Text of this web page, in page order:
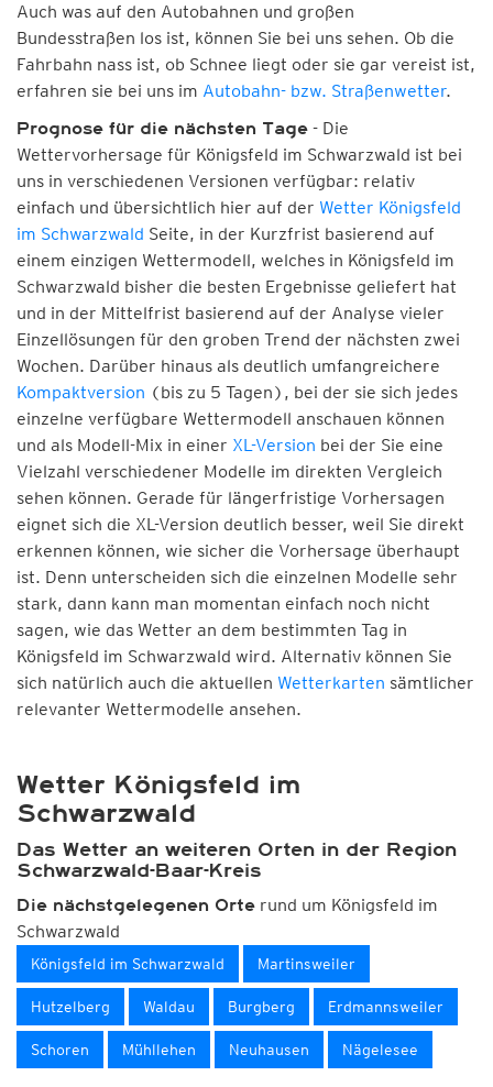
Auch was auf den Autobahnen und großen
Bundesstraßen los ist, können Sie bei uns sehen. Ob die
Fahrbahn nass ist, ob Schnee liegt oder sie gar vereist ist,
erfahren sie bei uns im Autobahn- bzw. Straßenwetter.
Prognose für die nächsten Tage - Die
Wettervorhersage für Königsfeld im Schwarzwald ist bei
uns in verschiedenen Versionen verfügbar: relativ
einfach und übersichtlich hier auf der Wetter Königsfeld
im Schwarzwald Seite, in der Kurzfrist basierend auf
einem einzigen Wettermodell, welches in Königsfeld im
Schwarzwald bisher die besten Ergebnisse geliefert hat
und in der Mittelfrist basierend auf der Analyse vieler
Einzellösungen für den groben Trend der nächsten zwei
Wochen. Darüber hinaus als deutlich umfangreichere
Kompaktversion (bis zu 5 Tagen), bei der sie sich jedes
einzelne verfügbare Wettermodell anschauen können
und als Modell-Mix in einer XL-Version bei der Sie eine
Vielzahl verschiedener Modelle im direkten Vergleich
sehen können. Gerade für längerfristige Vorhersagen
eignet sich die XL-Version deutlich besser, weil Sie direkt
erkennen können, wie sicher die Vorhersage überhaupt
ist. Denn unterscheiden sich die einzelnen Modelle sehr
stark, dann kann man momentan einfach noch nicht
sagen, wie das Wetter an dem bestimmten Tag in
Königsfeld im Schwarzwald wird. Alternativ können Sie
sich natürlich auch die aktuellen Wetterkarten sämtlicher
relevanter Wettermodelle ansehen.
Wetter Königsfeld im
Schwarzwald
Das Wetter an weiteren Orten in der Region
Schwarzwald-Baar-Kreis
Die nächstgelegenen Orte rund um Königsfeld im
Schwarzwald
Königsfeld im Schwarzwald Martinsweiler
Hutzelberg Waldau Burgberg Erdmannsweiler
Schoren Mühllehen Neuhausen Nägelesee